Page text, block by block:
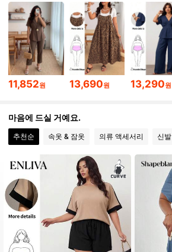
108K 팔로워
108K 팔로워
4.71 108K 팔로워
108K 팔로워
4.71 108K 팔로워
4.71 108K 팔로워
11,852원 13,690원 13,290원
마음에 드실 거예요.
추천순 속옷 & 잠옷 의류 액세서리 신발